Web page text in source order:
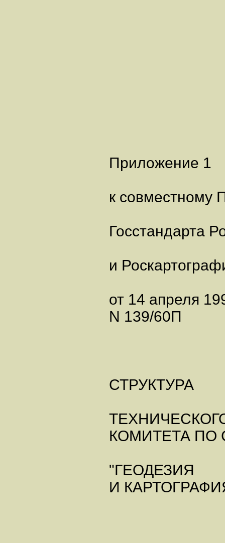
Приложение 1
к совместному
Госстандарта
и
от 14 апреля
N 139/60П
СТРУКТУРА
КОМИТЕТА ПО
"ГЕОДЕЗИЯ
И